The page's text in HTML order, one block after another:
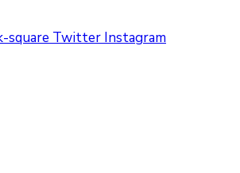
square Twitter Instagram